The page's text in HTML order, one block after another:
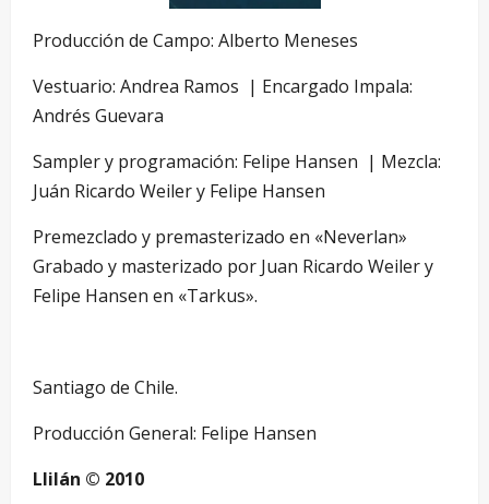
Producción de Campo: Alberto Meneses
Vestuario: Andrea Ramos | Encargado Impala:
Andrés Guevara
Sampler y programación: Felipe Hansen | Mezcla:
Juán Ricardo Weiler y Felipe Hansen
Premezclado y premasterizado en «Neverlan»
Grabado y masterizado por Juan Ricardo Weiler y
Felipe Hansen en «Tarkus».
Santiago de Chile.
Producción General: Felipe Hansen
Llilán © 2010